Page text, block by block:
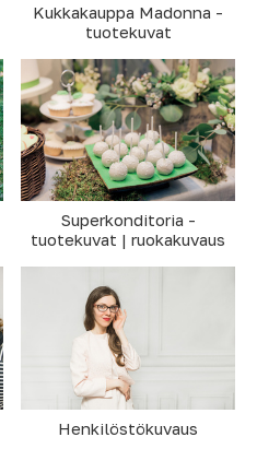
Kukkakauppa Madonna -
tuotekuvat
Superkonditoria -
tuotekuvat | ruokakuvaus
Henkilöstökuvaus